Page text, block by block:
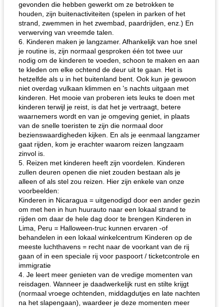
gevonden die hebben gewerkt om ze betrokken te
houden, zijn buitenactiviteiten (spelen in parken of het
strand, zwemmen in het zwembad, paardrijden, enz.) En
verwerving van vreemde talen.
6. Kinderen maken je langzamer. Afhankelijk van hoe snel
je routine is, zijn normaal gesproken één tot twee uur
nodig om de kinderen te voeden, schoon te maken en aan
te kleden om elke ochtend de deur uit te gaan. Het is
hetzelfde als u in het buitenland bent. Ook kun je gewoon
niet overdag vulkaan klimmen en 's nachts uitgaan met
kinderen. Het mooie van proberen iets leuks te doen met
kinderen terwijl je reist, is dat het je vertraagt, betere
waarnemers wordt en van je omgeving geniet, in plaats
van de snelle toeristen te zijn die normaal door
bezienswaardigheden kijken. En als je eenmaal langzamer
gaat rijden, kom je erachter waarom reizen langzaam
zinvol is.
5. Reizen met kinderen heeft zijn voordelen. Kinderen
zullen deuren openen die niet zouden bestaan ​​als je
alleen of als stel zou reizen. Hier zijn enkele van onze
voorbeelden:
Kinderen in Nicaragua = uitgenodigd door een ander gezin
om met hen in hun huurauto naar een lokaal strand te
rijden om daar de hele dag door te brengen Kinderen in
Lima, Peru = Halloween-truc kunnen ervaren -of
behandelen in een lokaal winkelcentrum Kinderen op de
meeste luchthavens = recht naar de voorkant van de rij
gaan of in een speciale rij voor paspoort / ticketcontrole en
immigratie
4. Je leert meer genieten van de vredige momenten van
reisdagen. Wanneer je daadwerkelijk rust en stilte krijgt
(normaal vroege ochtenden, middagdutjes en late nachten
na het slapengaan), waardeer je deze momenten meer